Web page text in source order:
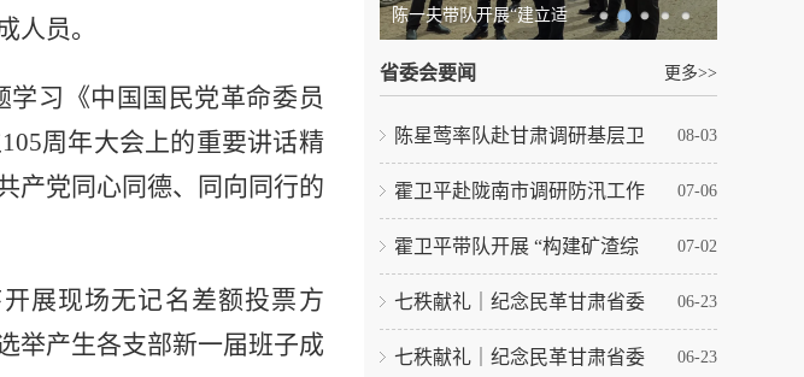
人员。
习《中国国民党革命委员
105周年大会上的重要讲话精
产党同心同德、同向同行的
展现场无记名差额投票方
举产生各支部新一届班子成
陈一夫带队开展“建立适
省委会要闻 更多>>
陈星莺率队赴甘肃调研基层卫 08-03
霍卫平赴陇南市调研防汛工作 07-06
霍卫平带队开展 “构建矿渣综 07-02
七秩献礼｜纪念民革甘肃省委 06-23
七秩献礼｜纪念民革甘肃省委 06-23